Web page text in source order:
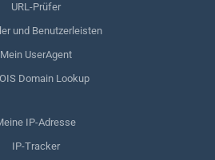
URL-Prüfer
und Benutzerleisten
Mein UserAgent
Domain Lookup
IP-Adresse
IP-Tracker